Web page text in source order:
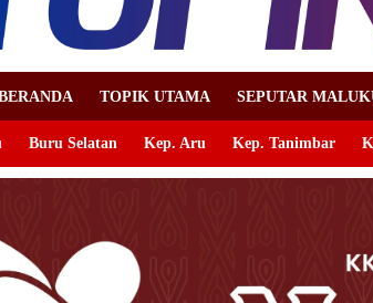
TOPIK UTAMA SEPUTAR
Buru Selatan Kep. Aru Kep. Tanimbar